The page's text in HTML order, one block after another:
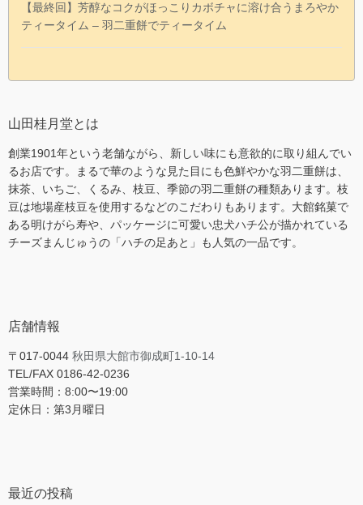
【最終回】芳醇なコクがほっこりカボチャに溶け合うまろやか
ティータイム – 羽二重餅でティータイム
山田桂月堂とは
創業1901年という老舗ながら、新しい味にも意欲的に取り組んでい
るお店です。まるで華のような見た目にも色鮮やかな羽二重餅は、
抹茶、いちご、くるみ、枝豆、季節の羽二重餅の種類あります。枝
豆は地場産枝豆を使用するなどのこだわりもあります。大館銘菓で
ある明けがら寿や、パッケージに可愛い忠犬ハチ公が描かれている
チーズまんじゅうの「ハチの足あと」も人気の一品です。
店舗情報
〒017-0044 秋田県大館市御成町1-10-14
TEL/FAX 0186-42-0236
営業時間：8:00〜19:00
定休日：第3月曜日
最近の投稿